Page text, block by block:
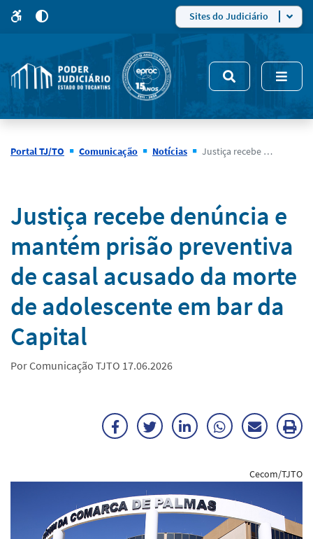
site
5
modo
de
alto
Sites do Judiciário
Portal TJ/TO Comunicação Notícias Justiça recebe denúncia e mantém prisão preventiva de casal acusado da morte de adolescente em bar da Capital
Notícias
Justiça recebe denúncia e
mantém prisão preventiva
de casal acusado da morte
de adolescente em bar da
Capital
Por Comunicação TJTO 17.06.2026
FacebookTwitterLinkedInWhatsApp
Enviar
E-
mail
Cecom/TJTO